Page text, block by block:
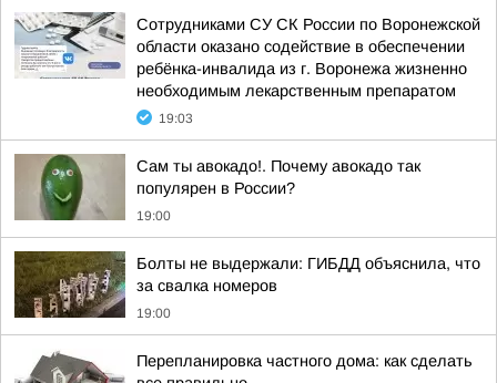
Сотрудниками СУ СК России по Воронежской
области оказано содействие в обеспечении
ребёнка-инвалида из г. Воронежа жизненно
необходимым лекарственным препаратом
19:03
Сам ты авокадо!. Почему авокадо так
популярен в России?
19:00
Болты не выдержали: ГИБДД объяснила, что
за свалка номеров
19:00
Перепланировка частного дома: как сделать